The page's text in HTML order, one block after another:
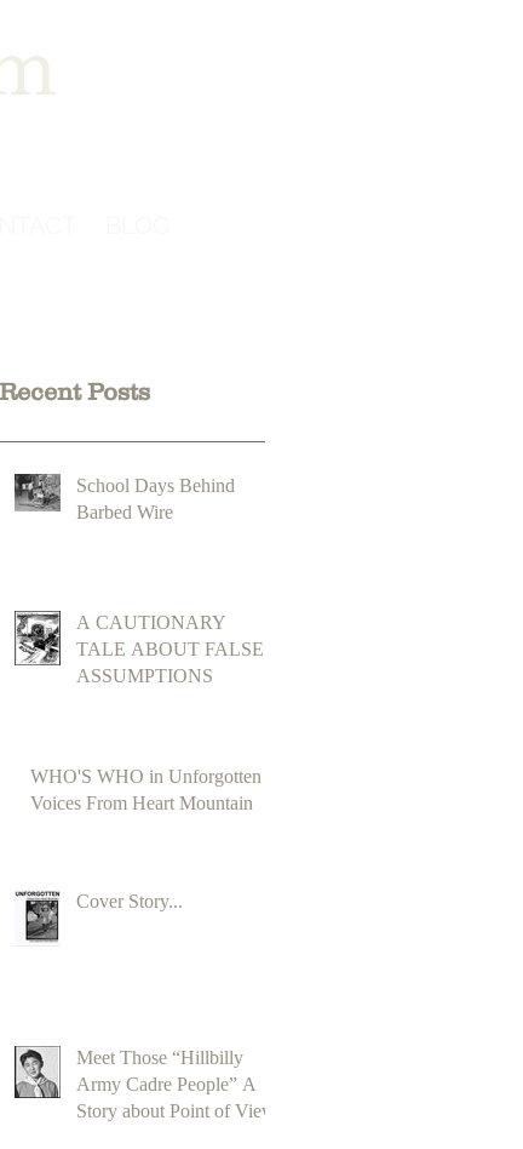
Recent Posts
School Days Behind
Barbed Wire
A CAUTIONARY
TALE ABOUT FALSE
ASSUMPTIONS
WHO'S WHO in Unforgotten
Voices From Heart Mountain
Cover Story...
Meet Those “Hillbilly
Army Cadre People” A
Story about Point of View